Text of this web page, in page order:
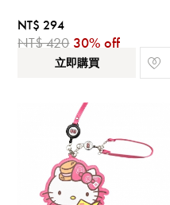
NT$ 294
NT$ 420 30% off
立即購買